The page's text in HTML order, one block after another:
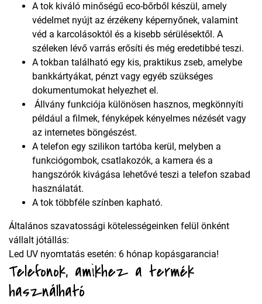
A tok kiváló minőségű eco-bőrből készül, amely
védelmet nyújt az érzékeny képernyőnek, valamint
véd a karcolásoktól és a kisebb sérülésektől. A
széleken lévő varrás erősíti és még eredetibbé teszi.
A tokban található egy kis, praktikus zseb, amelybe
bankkártyákat, pénzt vagy egyéb szükséges
dokumentumokat helyezhet el.
Állvány funkciója különösen hasznos, megkönnyíti
például a filmek, fényképek kényelmes nézését vagy
az internetes böngészést.
A telefon egy szilikon tartóba kerül, melyben a
funkciógombok, csatlakozók, a kamera és a
hangszórók kivágása lehetővé teszi a telefon szabad
használatát.
A tok többféle színben kapható.
Általános szavatossági kötelességeinken felül önként
vállalt jótállás:
Led UV nyomtatás esetén: 6 hónap kopásgarancia!
Telefonok, amikhez a termék
használható